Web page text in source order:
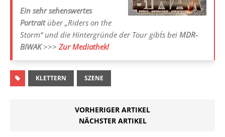
Ein sehr sehenswertes
Portraitüber „Riders on the
Storm“ und die Hintergründe der Tour gibt´s bei MDR-
BIWAK>>> Zur Mediathek!
KLETTERN SZENE
VORHERIGER ARTIKEL
NÄCHSTER ARTIKEL